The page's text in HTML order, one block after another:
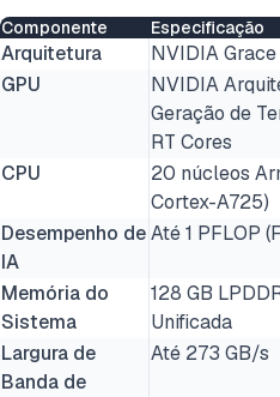
Componente Especificação
Arquitetura
NVIDIA
GPU
NVIDIA
Geração de
RT Cores
CPU
20 núcleos
Cortex-A725)
Desempenho de
IA
Até 1 PFLOP
Memória do
Sistema
128 GB
Unificada
Largura de
Banda de
Até 273 GB/s